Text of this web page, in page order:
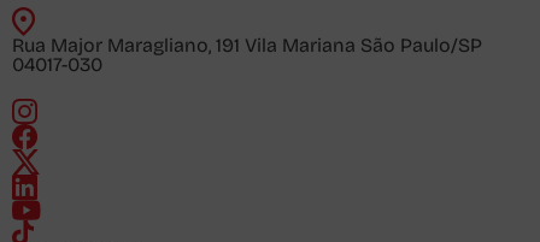
Rua Major Maragliano, 191 Vila Mariana São Paulo/SP
04017-030